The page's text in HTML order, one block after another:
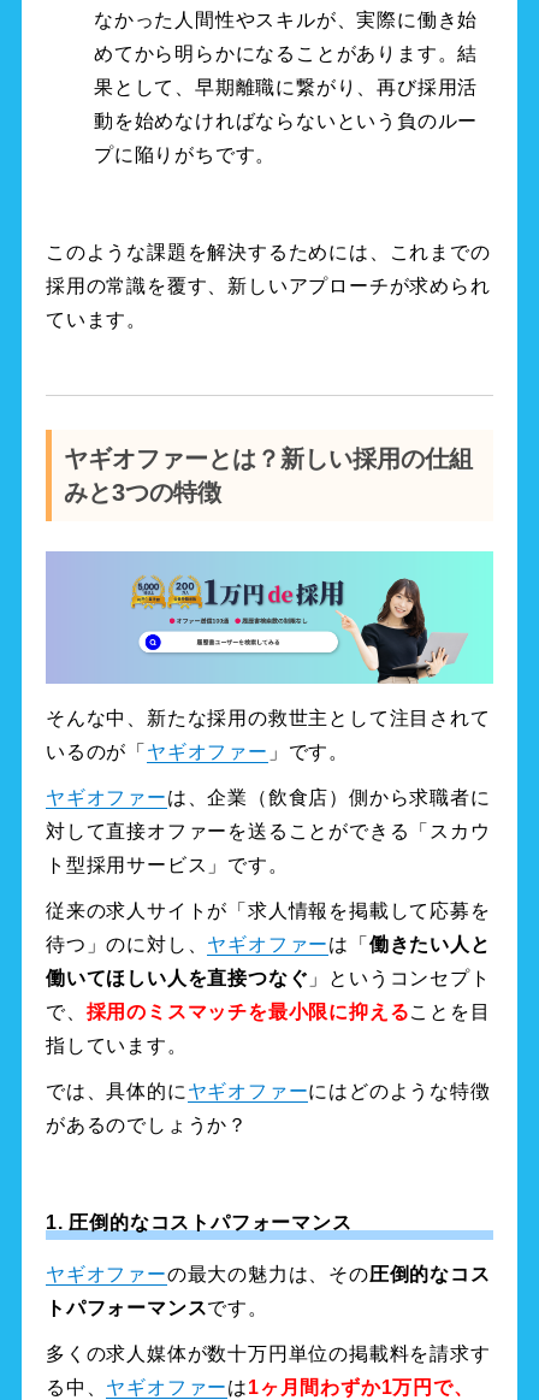
なかった人間性やスキルが、実際に働き始
めてから明らかになることがあります。結
果として、早期離職に繋がり、再び採用活
動を始めなければならないという負のルー
プに陥りがちです。
このような課題を解決するためには、これまでの
採用の常識を覆す、新しいアプローチが求められ
ています。
ヤギオファーとは？新しい採用の仕組
みと3つの特徴
そんな中、新たな採用の救世主として注目されて
いるのが「 ヤギオファー 」です。
ヤギオファーは、企業（飲食店）側から求職者に
対して直接オファーを送ることができる「スカウ
ト型採用サービス」です。
従来の求人サイトが「求人情報を掲載して応募を
待つ」のに対し、 ヤギオファーは「 働きたい人と
働いてほしい人を直接つなぐ 」というコンセプト
で、 採用のミスマッチを最小限に抑えることを目
指しています。
では、具体的に ヤギオファーにはどのような特徴
があるのでしょうか？
1. 圧倒的なコストパフォーマンス
ヤギオファーの最大の魅力は、その圧倒的なコス
トパフォーマンスです。
多くの求人媒体が数十万円単位の掲載料を請求す
る中、 ヤギオファーは1ヶ月間わずか1万円で、